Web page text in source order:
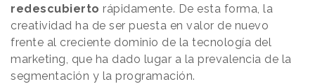
redescubierto rápidamente. De esta forma, la
creatividad ha de ser puesta en valor de nuevo
frente al creciente dominio de la tecnología del
marketing, que ha dado lugar a la prevalencia de la
segmentación y la programación.